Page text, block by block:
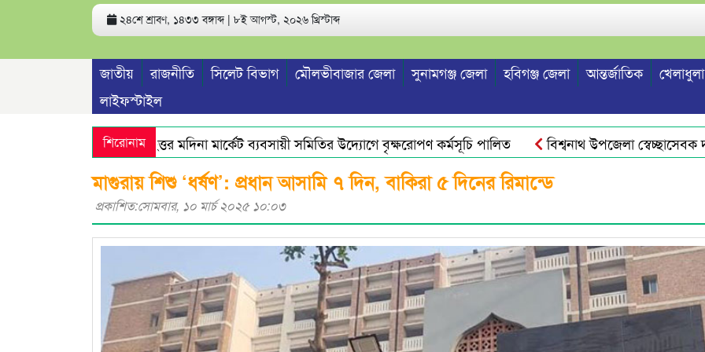
২৪শে শ্রাবণ, ১৪৩৩ বঙ্গাব্দ | ৮ই আগস্ট, ২০২৬ খ্রিস্টাব্দ
জাতীয় রাজনীতি সিলেট বিভাগ মৌলভীবাজার জেলা সুনামগঞ্জ জেলা হবিগঞ্জ জেলা আন্তর্জাতিক খেলাধুলা
লাইফস্টাইল
শিরোনাম
বৃহত্তর মদিনা মার্কেট ব্যবসায়ী সমিতির উদ্যোগে বৃক্ষরোপণ কর্মসূচি পালিত বিশ্বনাথ উপজেলা স্বেচ্ছাসেবক
মাগুরায় শিশু ‘ধর্ষণ’: প্রধান আসামি ৭ দিন, বাকিরা ৫ দিনের রিমান্ডে
প্রকাশিত:সোমবার, ১০ মার্চ ২০২৫ ১০:০৩